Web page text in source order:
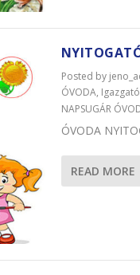
Posted by
ÓVODA,
NAPSUGÁR
ÓVODA
READ MORE